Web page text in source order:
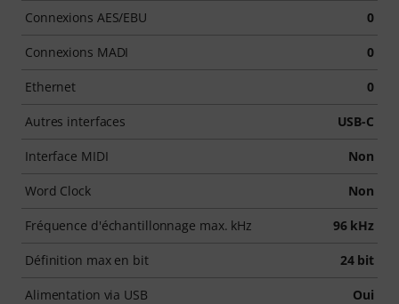
Connexions AES/EBU 0
Connexions MADI 0
Ethernet 0
Autres interfaces USB-C
Interface MIDI Non
Word Clock Non
Fréquence d'échantillonnage max. kHz 96 kHz
Définition max en bit 24 bit
Alimentation via USB Oui